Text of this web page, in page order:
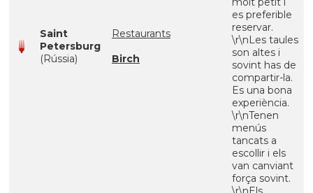
Saint
Petersburg
(Rússia)
Restaurants
Birch
es preferible
reservar.
\r\nLes taules
son altes i
sovint has de
compartir-la.
Es una bona
experiència.
\r\nTenen
menús
tancats a
escollir i els
van canviant
força sovint.